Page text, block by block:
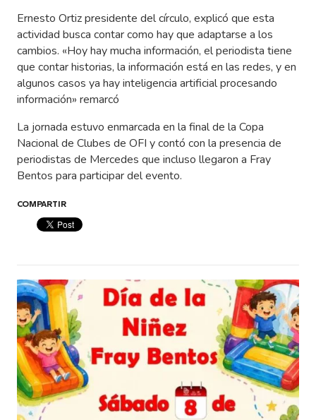
Ernesto Ortiz presidente del círculo, explicó que esta
actividad busca contar como hay que adaptarse a los
cambios. «Hoy hay mucha información, el periodista tiene
que contar historias, la información está en las redes, y en
algunos casos ya hay inteligencia artificial procesando
información» remarcó
La jornada estuvo enmarcada en la final de la Copa
Nacional de Clubes de OFI y contó con la presencia de
periodistas de Mercedes que incluso llegaron a Fray
Bentos para participar del evento.
COMPARTIR